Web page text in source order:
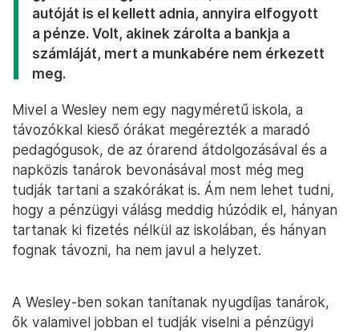
autóját is el kellett adnia, annyira elfogyott
a pénze. Volt, akinek zárolta a bankja a
számláját, mert a munkabére nem érkezett
meg.
Mivel a Wesley nem egy nagyméretű iskola, a
távozókkal kieső órákat megérezték a maradó
pedagógusok, de az órarend átdolgozásával és a
napközis tanárok bevonásával most még meg
tudják tartani a szakórákat is. Ám nem lehet tudni,
hogy a pénzügyi válásg meddig húzódik el, hányan
tartanak ki fizetés nélkül az iskolában, és hányan
fognak távozni, ha nem javul a helyzet.
A Wesley-ben sokan tanítanak nyugdíjas tanárok,
ők valamivel jobban el tudják viselni a pénzügyi